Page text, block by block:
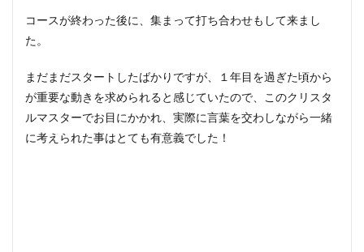
コースが終わった後に、集まって打ち合わせもして来まし
た。
まだまだスタートしたばかりですが、１年目を過ぎた頃から
が重要な動きを求められると感じていたので、このクリスタ
ルマスターでお目にかかれ、実際に言葉を交わしながら一緒
に考えられた事はとても有意義でした！